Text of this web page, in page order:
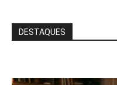
DESTAQUES